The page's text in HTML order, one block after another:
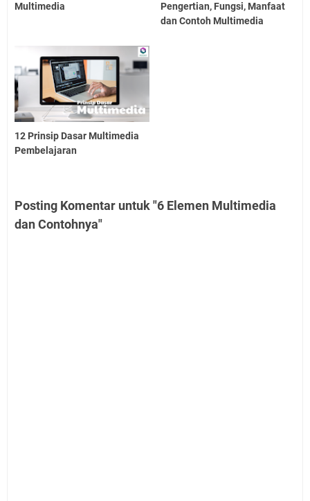
Multimedia
Pengertian, Fungsi, Manfaat
dan Contoh Multimedia
12 Prinsip Dasar Multimedia
Pembelajaran
Posting Komentar untuk "6 Elemen Multimedia
dan Contohnya"